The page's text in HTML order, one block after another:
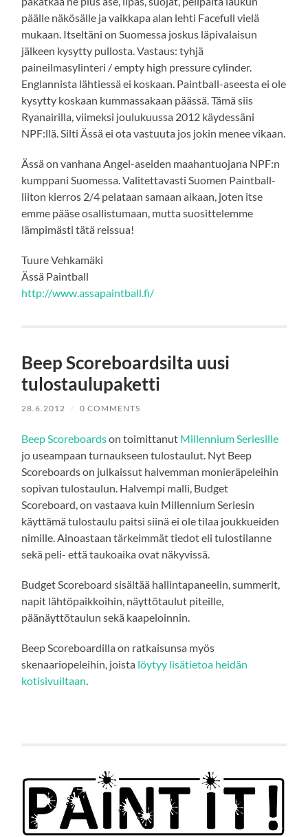
päälle näkösälle ja vaikkapa alan lehti Facefull vielä
mukaan. Itseltäni on Suomessa joskus läpivalaisun
jälkeen kysytty pullosta. Vastaus: tyhjä
paineilmasylinteri / empty high pressure cylinder.
Englannista lähtiessä ei koskaan. Paintball-aseesta ei ole
kysytty koskaan kummassakaan päässä. Tämä siis
Ryanairilla, viimeksi joulukuussa 2012 käydessäni
NPF:llä. Silti Ässä ei ota vastuuta jos jokin menee vikaan.
Ässä on vanhana Angel-aseiden maahantuojana NPF:n
kumppani Suomessa. Valitettavasti Suomen Paintball-
liiton kierros 2/4 pelataan samaan aikaan, joten itse
emme pääse osallistumaan, mutta suosittelemme
lämpimästi tätä reissua!
Tuure Vehkamäki
Ässä Paintball
http://www.assapaintball.fi/
Beep Scoreboardsilta uusi
tulostaulupaketti
28.6.2012 / 0 COMMENTS
Beep Scoreboardson toimittanut Millennium Seriesille
jo useampaan turnaukseen tulostaulut. Nyt Beep
Scoreboards on julkaissut halvemman monieräpeleihin
sopivan tulostaulun. Halvempi malli, Budget
Scoreboard, on vastaava kuin Millennium Seriesin
käyttämä tulostaulu paitsi siinä ei ole tilaa joukkueiden
nimille. Ainoastaan tärkeimmät tiedot eli tulostilanne
sekä peli- että taukoaika ovat näkyvissä.
Budget Scoreboard sisältää hallintapaneelin, summerit,
napit lähtöpaikkoihin, näyttötaulut piteille,
päänäyttötaulun sekä kaapeloinnin.
Beep Scoreboardilla on ratkaisunsa myös
skenaariopeleihin, joista löytyy lisätietoa heidän
kotisivuiltaan.